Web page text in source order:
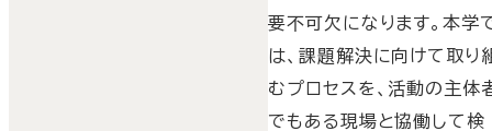
要不可欠になります。本学
は、課題解決に向けて取り
むプロセスを、活動の主体
でもある現場と協働して検